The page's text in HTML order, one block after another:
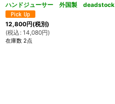
ハンドジューサー 外国製 deadstock
12,800円(税別)
(税込 : 14,080円)
在庫数 2点